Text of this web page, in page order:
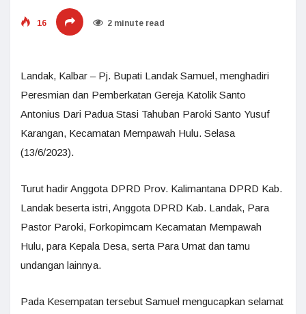
16 2 minute read
Landak, Kalbar – Pj. Bupati Landak Samuel, menghadiri
Peresmian dan Pemberkatan Gereja Katolik Santo
Antonius Dari Padua Stasi Tahuban Paroki Santo Yusuf
Karangan, Kecamatan Mempawah Hulu. Selasa
(13/6/2023).
Turut hadir Anggota DPRD Prov. Kalimantana DPRD Kab.
Landak beserta istri, Anggota DPRD Kab. Landak, Para
Pastor Paroki, Forkopimcam Kecamatan Mempawah
Hulu, para Kepala Desa, serta Para Umat dan tamu
undangan lainnya.
Pada Kesempatan tersebut Samuel mengucapkan selamat